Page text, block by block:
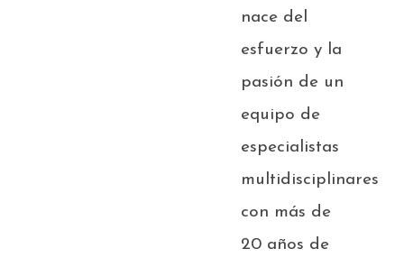
nace del
esfuerzo y la
pasión de un
equipo de
especialistas
multidisciplinares
con más de
20 años de